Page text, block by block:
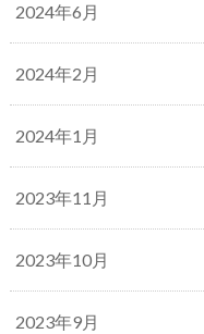
2024年6月
2024年2月
2024年1月
2023年11月
2023年10月
2023年9月